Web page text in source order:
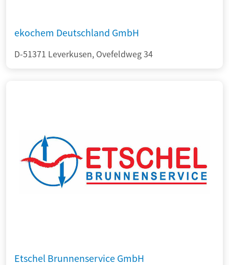
ekochem Deutschland GmbH
D-51371 Leverkusen, Ovefeldweg 34
Etschel Brunnenservice GmbH